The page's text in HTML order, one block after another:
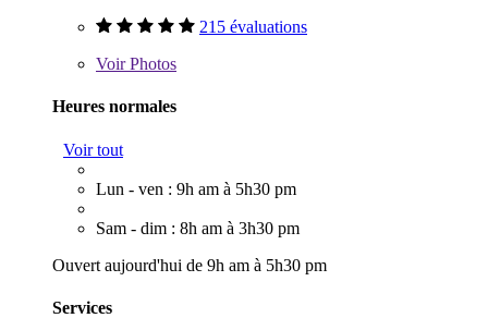
215 évaluations
VoirPhotos
Heures normales
Voir tout
Lun - ven : 9h am à 5h30 pm
Sam - dim : 8h am à 3h30 pm
Ouvert aujourd'hui de 9h am à 5h30 pm
Services